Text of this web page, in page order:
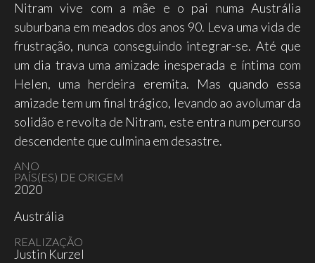
Nitram vive com a mãe e o pai numa Austrália
suburbana em meados dos anos 90. Leva uma vida de
frustração, nunca conseguindo integrar-se. Até que
um dia trava uma amizade inesperada e íntima com
Helen, uma herdeira eremita. Mas quando essa
amizade tem um final trágico, levando ao avolumar da
solidão e revolta de Nitram, este entra num percurso
descendente que culmina em desastre.
ANO
PAÍS(ES) DE ORIGEM
2020
Austrália
REALIZAÇÃO
Justin Kurzel